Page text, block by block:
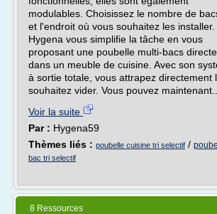
modulables. Choisissez le nombre de
et l'endroit où vous souhaitez les installer.
Hygena vous simplifie la tâche en vous
proposant une poubelle multi-bacs
dans un meuble de cuisine. Avec son
à sortie totale, vous attrapez directement
souhaitez vider. Vous pouvez maintenant...
Voir la suite
Par : Hygena59
Thèmes liés : poubelle cuisine tri selectif /
bac tri selectif
8 Ressources